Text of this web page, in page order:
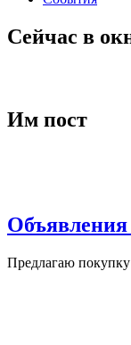
Сейчас в
Им пост
Объявления
Пред­ла­гаю по­куп­ку